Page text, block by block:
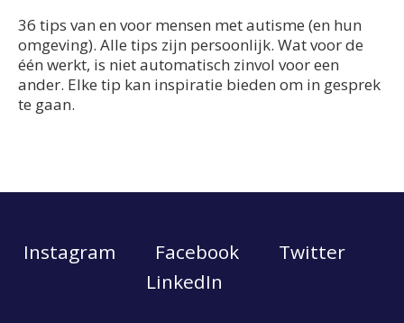
36 tips van en voor mensen met autisme (en hun
omgeving). Alle tips zijn persoonlijk. Wat voor de
één werkt, is niet automatisch zinvol voor een
ander. Elke tip kan inspiratie bieden om in gesprek
te gaan.
Instagram Facebook
Twitter
LinkedIn